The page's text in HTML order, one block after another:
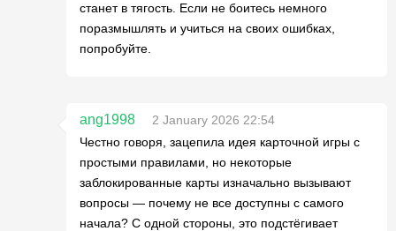
станет в тягость. Если не боитесь немного
поразмышлять и учиться на своих ошибках,
попробуйте.
ang1998
2 January 2026 22:54
Честно говоря, зацепила идея карточной игры с
простыми правилами, но некоторые
заблокированные карты изначально вызывают
вопросы — почему не все доступны с самого
начала? С одной стороны, это подстёгивает